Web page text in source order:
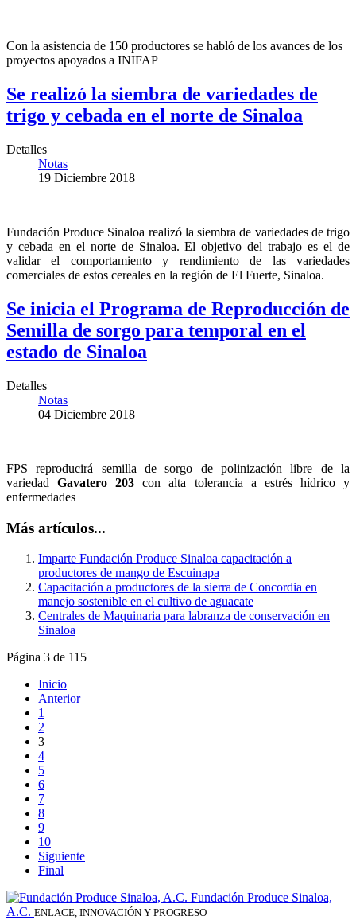
Con la asistencia de 150 productores se habló de los avances de los
proyectos apoyados a INIFAP
Se realizó la siembra de variedades de
trigo y cebada en el norte de Sinaloa
Detalles
Notas
19 Diciembre 2018
Fundación Produce Sinaloa realizó la siembra de variedades de trigo
y cebada en el norte de Sinaloa. El objetivo del trabajo es el de
validar el comportamiento y rendimiento de las variedades
comerciales de estos cereales en la región de El Fuerte, Sinaloa.
Se inicia el Programa de Reproducción de
Semilla de sorgo para temporal en el
estado de Sinaloa
Detalles
Notas
04 Diciembre 2018
FPS reproducirá semilla de sorgo de polinización libre de la
variedadGavatero 203 con alta tolerancia a estrés hídrico y
enfermedades
Más artículos...
Imparte Fundación Produce Sinaloa capacitación a
productores de mango de Escuinapa
Capacitación a productores de la sierra de Concordia en
manejo sostenible en el cultivo de aguacate
Centrales de Maquinaria para labranza de conservación en
Sinaloa
Página 3 de 115
Inicio
Anterior
1
2
3
4
5
6
7
8
9
10
Siguiente
Final
Fundación Produce Sinaloa,
A.C. ENLACE, INNOVACIÓN Y PROGRESO